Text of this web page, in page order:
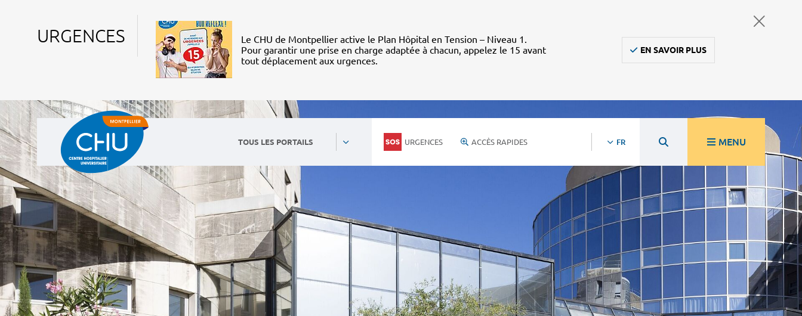
URGENCES
Le CHU de Montpellier active le Plan Hôpital en Tension – Niveau 1.
Pour garantir une prise en charge adaptée à chacun, appelez le 15 avant
tout déplacement aux urgences.
EN SAVOIR PLUS
TOUS LES PORTAILS URGENCES ACCÈS RAPIDES FR MENU